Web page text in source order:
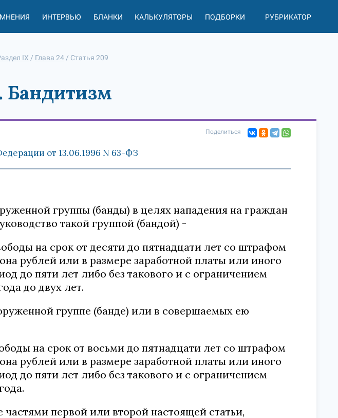
МНЕНИЯ ИНТЕРВЬЮ БЛАНКИ КАЛЬКУЛЯТОРЫ ПОДБОРКИ РУБРИКАТОР
IX / Глава 24 / Статья 209
Бандитизм
Поделиться
от 13.06.1996 N 63-ФЗ
группы (банды) в целях нападения на граждан
такой группой (бандой) -
на срок от десяти до пятнадцати лет со штрафом
рублей или в размере заработной платы или иного
до пяти лет либо без такового и с ограничением
до двух лет.
группе (банде) или в совершаемых ею
на срок от восьми до пятнадцати лет со штрафом
рублей или в размере заработной платы или иного
до пяти лет либо без такового и с ограничением
первой или второй настоящей статьи,